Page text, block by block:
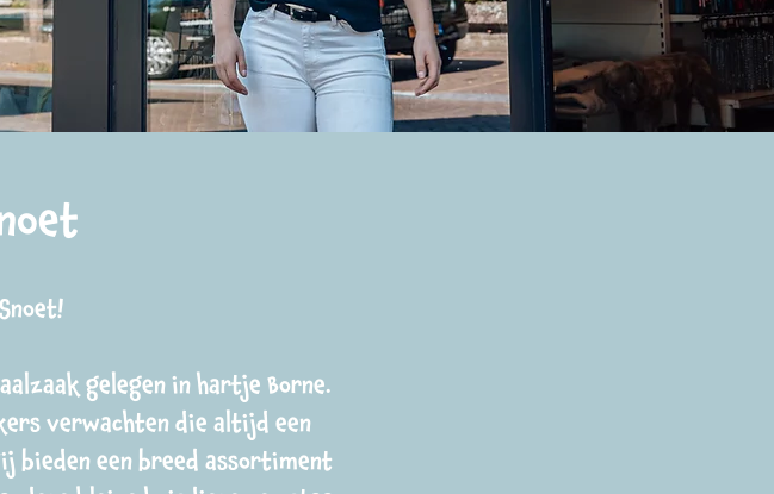
gelegen in hartje Borne.
verwachten die altijd een
bieden een breed assortiment